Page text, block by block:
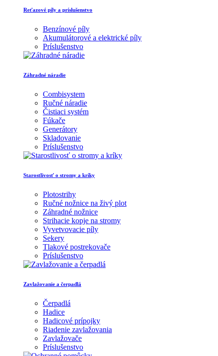
Reťazové píly a príslušenstvo
Benzínové píly
Akumulátorové a elektrické píly
Príslušenstvo
Záhradné náradie
Combisystem
Ručné náradie
Čistiaci systém
Fúkače
Generátory
Skladovanie
Príslušenstvo
Starostlivosť o stromy a kríky
Plotostrihy
Ručné nožnice na živý plot
Záhradné nožnice
Strihacie kopje na stromy
Vyvetvovacie píly
Sekery
Tlakové postrekovače
Príslušenstvo
Zavlažovanie a čerpadlá
Čerpadlá
Hadice
Hadicové prípojky
Riadenie zavlažovania
Zavlažovače
Príslušenstvo